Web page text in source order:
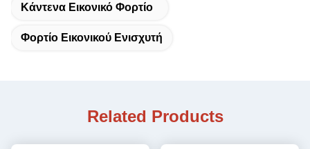
Κάντενα Εικονικό Φορτίο
Φορτίο Εικονικού Ενισχυτή
Related Products